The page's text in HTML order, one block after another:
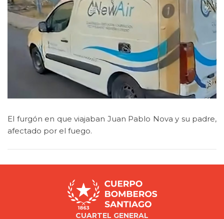
El furgón en que viajaban Juan Pablo Nova y su padre,
afectado por el fuego.
CUARTEL GENERAL